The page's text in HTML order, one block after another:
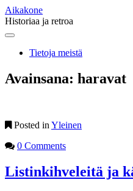
Aikakone
Historiaa ja retroa
Main
Skip
contentTietoja meistä
Avainsana: haravat
Posted in Yleinen
0 Comments
Listinkihveleitä ja